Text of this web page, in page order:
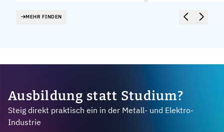
MEHR FINDEN
Ausbildung statt Studium?
Steig direkt praktisch ein in der Metall- und Elektro-
Industrie